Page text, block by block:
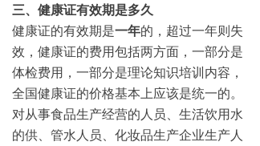
三、健康证有效期是多久
健康证的有效期是一年的，超过一年则失
效，健康证的费用包括两方面，一部分是
体检费用，一部分是理论知识培训内容，
全国健康证的价格基本上应该是统一的。
对从事食品生产经营的人员、生活饮用水
的供、管水人员、化妆品生产企业生产人